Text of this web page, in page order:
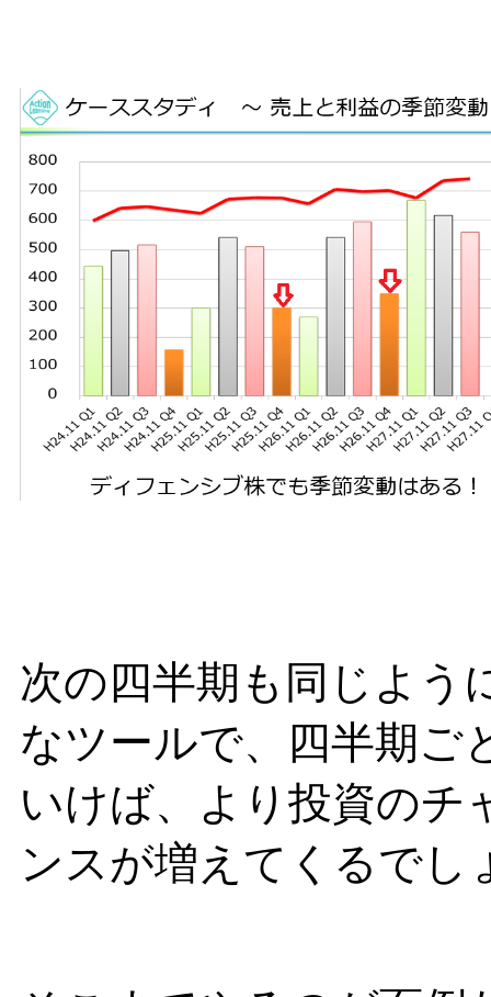
次の四半期も同じよう
なツールで、四半期ご
いけば、より投資のチ
ンスが増えてくるでし